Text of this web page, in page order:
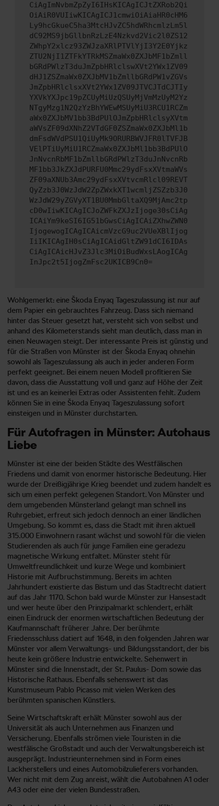
CiAgImNvbmZpZyI6IHsKICAgICJtZXRob2Qi
OiAiR0VUIiwKICAgICJ1cmwiOiAiaHR0cHM6
Ly9hcGkueC5ha3MtcHJvZC5hdWRhcmlzLm5l
dC92MS9jbGllbnRzLzE4Nzkvd2Vic2l0ZS12
ZWhpY2xlcz93ZWJzaXRlPTVlYjI3Y2E0Yjkz
ZTU2NjI1ZTFkYTRkMSZmaWx0ZXJbMF1bZmll
bGRdPWlzT3duJmZpbHRlclswXVt2YWx1ZV09
dHJ1ZSZmaWx0ZXJbMV1bZmllbGRdPW1vZGVs
JmZpbHRlclsxXVt2YWx1ZV09JTVCJTdCJTIy
YXVkYXJpc19pZCUyMiUzQSUyMjVmMzUyM2Yz
NTgyMzg1N2QzYzBhYWEwMSUyMiU3RCU1RCZm
aWx0ZXJbMV1bb3BdPUlOJmZpbHRlclsyXVtm
aWVsZF09dXNhZ2VTdGF0ZSZmaWx0ZXJbMl1b
dmFsdWVdPSU1QiUyMk9ORURBWVJFR0lTVFJB
VElPTiUyMiU1RCZmaWx0ZXJbMl1bb3BdPUlO
JnNvcnRbMF1bZmllbGRdPWlzT3duJnNvcnRb
MF1bb3JkZXJdPURFU0Mmc29ydFsxXVtmaWVs
ZF09aXNUb3Amc29ydFsxXVtvcmRlcl09REVT
QyZzb3J0WzJdW2ZpZWxkXT1wcmljZSZzb3J0
WzJdW29yZGVyXT1BU0MmbGltaXQ9MjAmc2tp
cD0wIiwKICAgICJoZWFkZXJzIjoge30sCiAg
ICAiYm9keSI6IG51bGwsCiAgICAiZXhwZWN0
IjogewogICAgICAicmVzcG9uc2VUeXBlIjog
IiIKICAgIH0sCiAgICAidGltZW91dCI6IDAs
CiAgICAicHJvZ3Jlc3MiOiBudWxsLAogICAg
InJpc2t5IjogZmFsc2UKICB9Cn0=
Wohlgemerkt: eine Škoda Enyaq Tageszulassung ist nur auf
dem Papier ein gebrauchtes Fahrzeug. Dass sich niemand
hinter das Steuer gesetzt hat, versteht sich von selbst und
anhand des Kilometerstands sieht man deutlich, dass man in
einen Neuwagen steigt. Der interessante Preis ist günstig und
für die Straßen von Münster ist der Škoda Enyaq ohnehin
sowohl als Tageszulassung als auch in jeder anderen Form
perfekt geeignet. Bei einem neuen Modell profitieren Sie
davon, dass die Ausstattung voll und ganz auf Höhe der Zeit
ist und es an keinerlei Extras oder Assistenten fehlt. Zudem
können Sie in eine Škoda Enyaq Tageszulassung sofort
einsteigen und in Münster durchstarten.
Für Autofragen in Münster: Autohaus
Liebe
Münster ist eine der beiden Städte des Westfälischen
Friedens und damit von enormer historische Bedeutung. Hier
wurde der Dreißigjährige Krieg beendet und zudem handelt es
sich um einen perfekt gelegenen Standort. Von Münster und
dem umgebenden Münsterland gelangt man schnell ins
Ruhrgebiet, erfreut sich jedoch dennoch an einer ländlichen
Umgebung. So kommt es, dass die Stadt mit ihren aktuell
315.000 Einwohnern rasant wächst und sowohl für die vielen
Studierenden als auch für junge Familien eine geradezu
magnetische Wirkung entfaltet. Münster steht für
Umweltfreundlichkeit und kurze Wege und kombiniert
Historie mit Aufbruchstimmung. Bereits im achten
Jahrhundert existierte das Bistum und das Stadtrecht datiert
auf das Jahr 1170. Schon bald wurde Münster zur Hansestadt
und wer heute über den Prinzipalmarkt schlendert, erhält
einen Eindruck der enormen wirtschaftlichen Bedeutung der
Kaufmannschaft früherer Jahre. Der berühmte
Friedensschluss datiert auf 1648, in den folgenden Jahren war
Münster vor allem Verwaltungs- und Bildungsstandort, der bis
heute kein größere Industrie entwickelte. Sehenwert in
Münster sind die Innenstadt, der St. Paulus- Dom sowie das
Historische Rathaus. Ebenfalls sehenswert ist das
Kunstmuseum Pablo Picasso mit vielen Werken des
berühmten spanischen Künstlers.
Seine Wirtschaftskraft erhält Münster sowohl aus der
Universität als auch Unternehmen aus Finanzen und
Versicherung. Ebenfalls strömen viele Touristen in die
westfälische Großstadt und auch der Verwaltungsbereich ist
ausgeprägt. Industrieunternehmen sind in Form eines
Lackherstellers und eines Automobilzulieferers vorhanden.
Wer nicht mit dem Zug anreist, wählt die Autobahnen A1 oder
A43 oder eine der vielen Bundesstraßen.